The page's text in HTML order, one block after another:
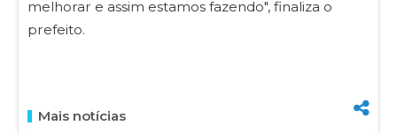
melhorar e assim estamos fazendo", finaliza o
prefeito.
Mais notícias